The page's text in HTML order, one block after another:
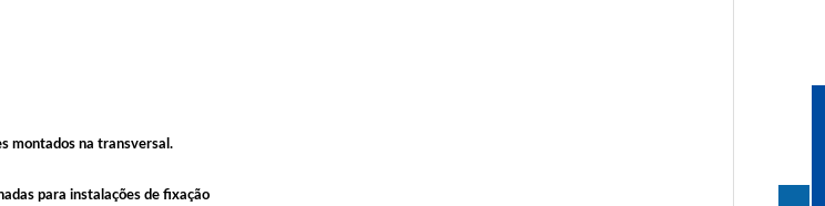
montados na transversal.
para instalações de fixação